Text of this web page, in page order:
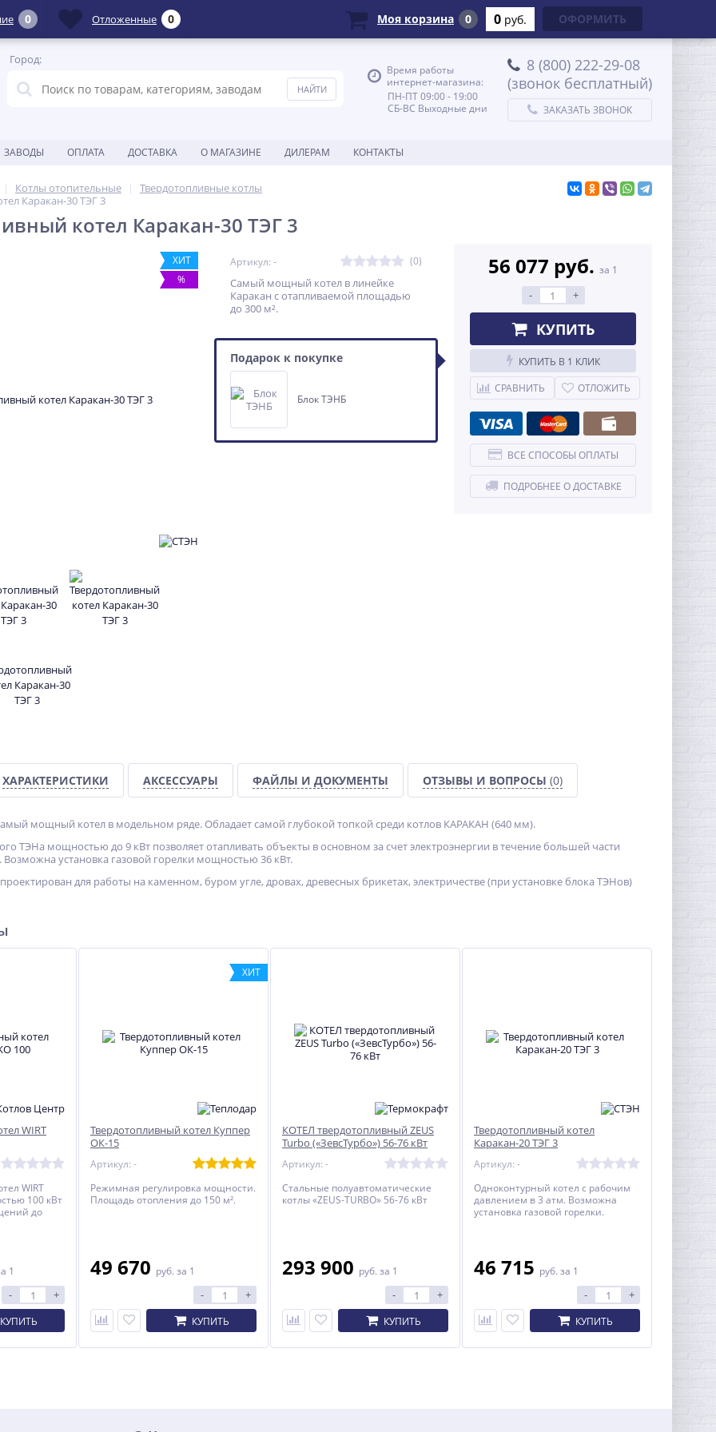
Город:
Время работы
интернет-магазина:
ПН-ПТ 09:00 - 19:00
СБ-ВС Выходные дни
8 (800) 222-29-08
(звонок бесплатный)
ЗАКАЗАТЬ ЗВОНОК
ЗАВОДЫ ОПЛАТА ДОСТАВКА О МАГАЗИНЕ ДИЛЕРАМ КОНТАКТЫ
ХИТ
%
Котлы отопительные
Твердотопливные котлы
Каракан-30 ТЭГ 3
котел Каракан-30 ТЭГ 3
ХИТ
%
Артикул: - (0)
Самый мощный котел в линейке
Каракан с отапливаемой площадью
до 300 м².
Подарок к покупке
Блок ТЭНБ
56 077 руб. за 1
- +
КУПИТЬ
КУПИТЬ В 1 КЛИК
СРАВНИТЬ
ОТЛОЖИТЬ
ВСЕ СПОСОБЫ ОПЛАТЫ
ПОДРОБНЕЕ О ДОСТАВКЕ
ХАРАКТЕРИСТИКИ АКСЕССУАРЫ ФАЙЛЫ И ДОКУМЕНТЫ ОТЗЫВЫ И ВОПРОСЫ (0)
мощный котел в модельном ряде. Обладает самой глубокой топкой среди котлов КАРАКАН (640 мм).
ТЭНа мощностью до 9 кВт позволяет отапливать объекты в основном за счет электроэнергии в течение большей части
Возможна установка газовой горелки мощностью 36 кВт.
для работы на каменном, буром угле, дровах, древесных брикетах, электричестве (при установке блока ТЭНов)
WIRT
WIRT
100 кВт
до
1
- +
КУПИТЬ
ХИТ
Твердотопливный котел Куппер
ОК-15
Артикул: -
Режимная регулировка мощности.
Площадь отопления до 150 м².
49 670 руб. за 1
- +
КУПИТЬ
КОТЕЛ твердотопливный ZEUS
Turbo («ЗевсТурбо») 56-76 кВт
Артикул: -
Стальные полуавтоматические
котлы «ZEUS-TURBO» 56-76 кВт
293 900 руб. за 1
- +
КУПИТЬ
Твердотопливный котел
Каракан-20 ТЭГ 3
Артикул: -
Одноконтурный котел с рабочим
давлением в 3 атм. Возможна
установка газовой горелки.
46 715 руб. за 1
- +
КУПИТЬ
0 Отложенные 0 Моя корзина 0 0 руб. ОФОРМИТЬ